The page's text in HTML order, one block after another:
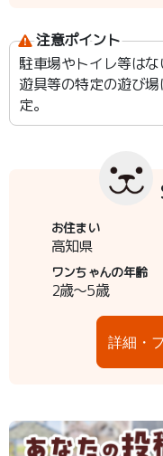
注意ポイント
駐車場やトイレ等はな
遊具等の特定の遊び
定。
お住まい
高知県
ワンちゃんの年齢
2歳～5歳
詳細・